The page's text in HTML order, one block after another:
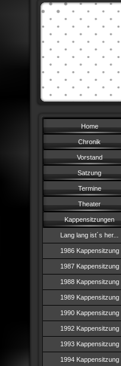
Home
Chronik
Vorstand
Satzung
Termine
Theater
Kappensitzungen
Lang lang ist´s her...
1986 Kappensitzung
1987 Kappensitzung
1988 Kappensitzung
1989 Kappensitzung
1990 Kappensitzung
1992 Kappensitzung
1993 Kappensitzung
1994 Kappensitzung